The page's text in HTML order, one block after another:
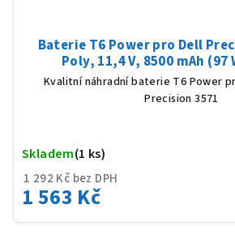
Baterie T6 Power pro Dell
Poly, 11,4 V, 8500 mAh (97
Kvalitní náhradní baterie T6 Power
Precision 3571
1 292 Kč bez DPH
1 563 Kč
Skladem(1 ks)